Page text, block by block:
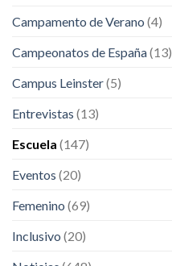
Campamento de Verano (4)
Campeonatos de España(13)
Campus Leinster(5)
Entrevistas (13)
Escuela (147)
Eventos (20)
Femenino (69)
Inclusivo (20)